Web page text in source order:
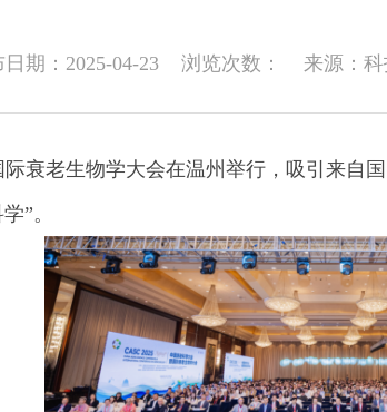
期：2025-04-23 浏览次数： 来源：
衰老生物学大会在温州举行，吸引来自
”。